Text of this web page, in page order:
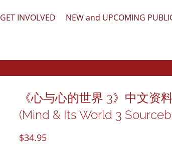
GET INVOLVED NEW and UPCOMING
《心与心的世界 3》中文资
(Mind & Its World 3
$34.95